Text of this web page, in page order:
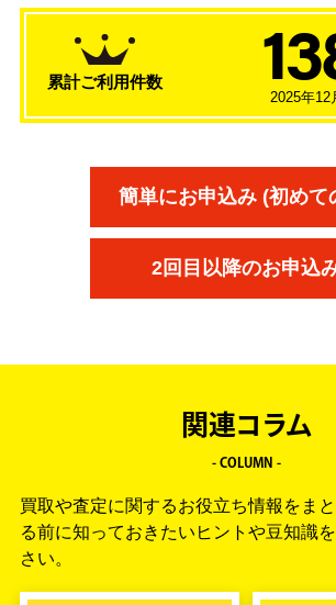
累計ご利用件数
2025年12
簡単にお申込み (初めて
2回目以降のお申込
関連コラム
- COLUMN -
買取や査定に関するお役立ち情報をまと
る前に知っておきたいヒントや豆知識
さい。